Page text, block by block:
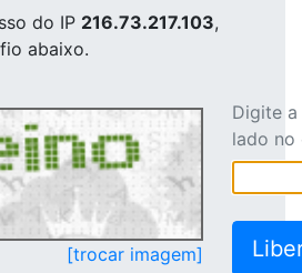
do IP 216.73.217.103,
abaixo.
[trocar imagem]
Digite
lado no